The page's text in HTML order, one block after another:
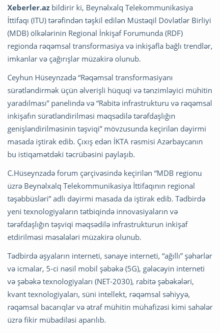
Xeberler.az bildirir ki, Beynəlxalq Telekommunikasiya
İttifaqı (ITU) tərəfindən təşkil edilən Müstəqil Dövlətlər Birliyi
(MDB) ölkələrinin Regional İnkişaf Forumunda (RDF)
regionda rəqəmsal transformasiya və inkişafla bağlı trendlər,
imkanlar və çağırışlar müzakirə olunub.
Ceyhun Hüseynzadə “Rəqəmsal transformasiyanı
sürətləndirmək üçün əlverişli hüquqi və tənzimləyici mühitin
yaradılması” panelində və “Rabitə infrastrukturu və rəqəmsal
inkişafın sürətləndirilməsi məqsədilə tərəfdaşlığın
genişləndirilməsinin təşviqi” mövzusunda keçirilən dəyirmi
masada iştirak edib. Çıxış edən İKTA rəsmisi Azərbaycanın
bu istiqamətdəki təcrübəsini paylaşıb.
C.Hüseynzadə forum çərçivəsində keçirilən “MDB regionu
üzrə Beynəlxalq Telekommunikasiya İttifaqının regional
təşəbbüsləri” adlı dəyirmi masada da iştirak edib. Tədbirdə
yeni texnologiyaların tətbiqində innovasiyaların və
tərəfdaşlığın təşviqi məqsədilə infrastrukturun inkişaf
etdirilməsi məsələləri müzakirə olunub.
Tədbirdə əşyaların interneti, sənaye interneti, “ağıllı” şəhərlər
və icmalar, 5-ci nəsil mobil şəbəkə (5G), gələcəyin interneti
və şəbəkə texnologiyaları (NET-2030), rabitə şəbəkələri,
kvant texnologiyaları, süni intellekt, rəqəmsal səhiyyə,
rəqəmsal bacarıqlar və ətraf mühitin mühafizəsi kimi sahələr
üzrə fikir mübadiləsi aparılıb.